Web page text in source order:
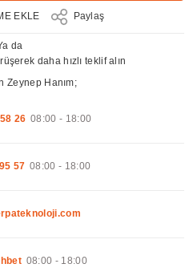
Paylaş
da
daha hızlı teklif alın
Zeynep Hanım;
26 08:00 - 18:00
57 08:00 - 18:00
08:00 - 18:00